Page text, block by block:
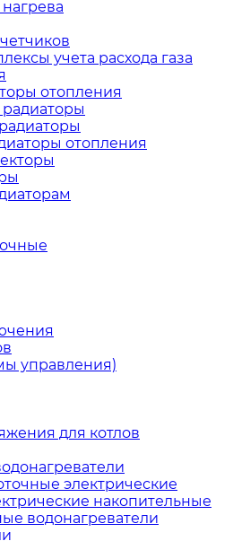
учета расхода газа
отопления
отопления
управления)
для котлов
электрические
накопительные
водонагреватели